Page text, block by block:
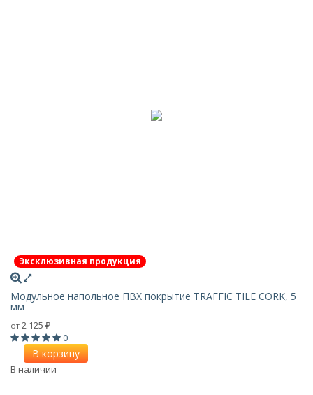
Эксклюзивная продукция
Модульное напольное ПВХ покрытие TRAFFIC TILE CORK, 5
мм
от 2 125 ₽
0
В корзину
В наличии